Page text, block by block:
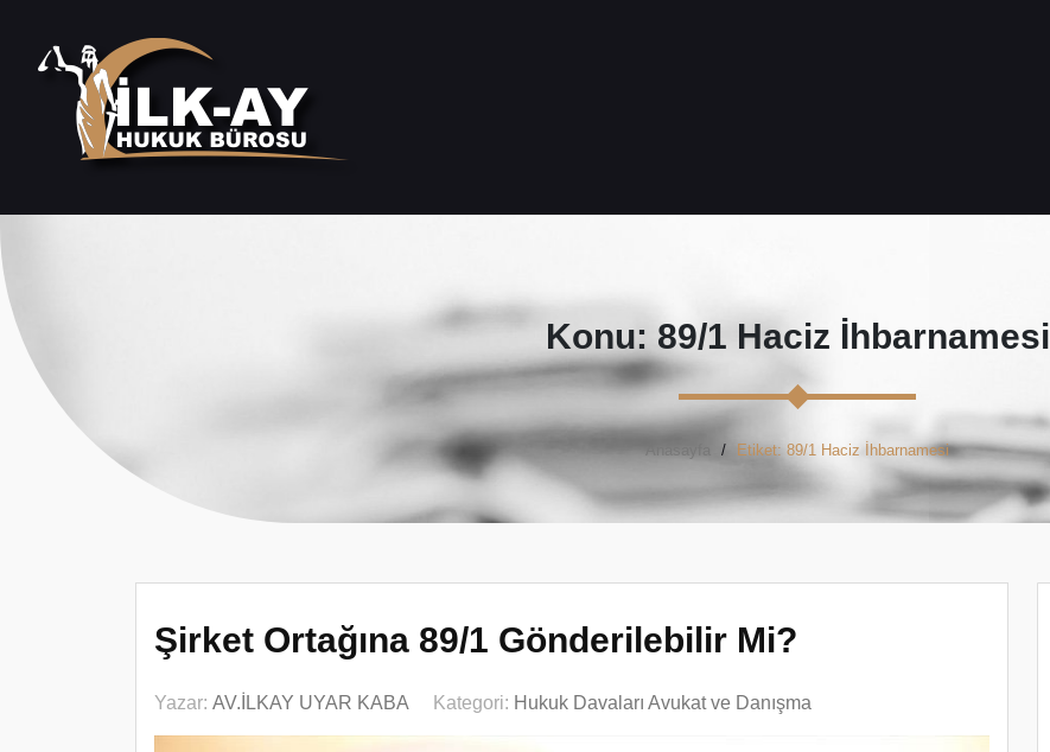
Konu: 89/1 Haciz İhbarnamesi
Anasayfa Etiket: 89/1 Haciz İhbarnamesi
Şirket Ortağına 89/1 Gönderilebilir Mi?
Yazar: AV.İLKAY UYAR KABA Kategori: Hukuk Davaları Avukat ve Danışma